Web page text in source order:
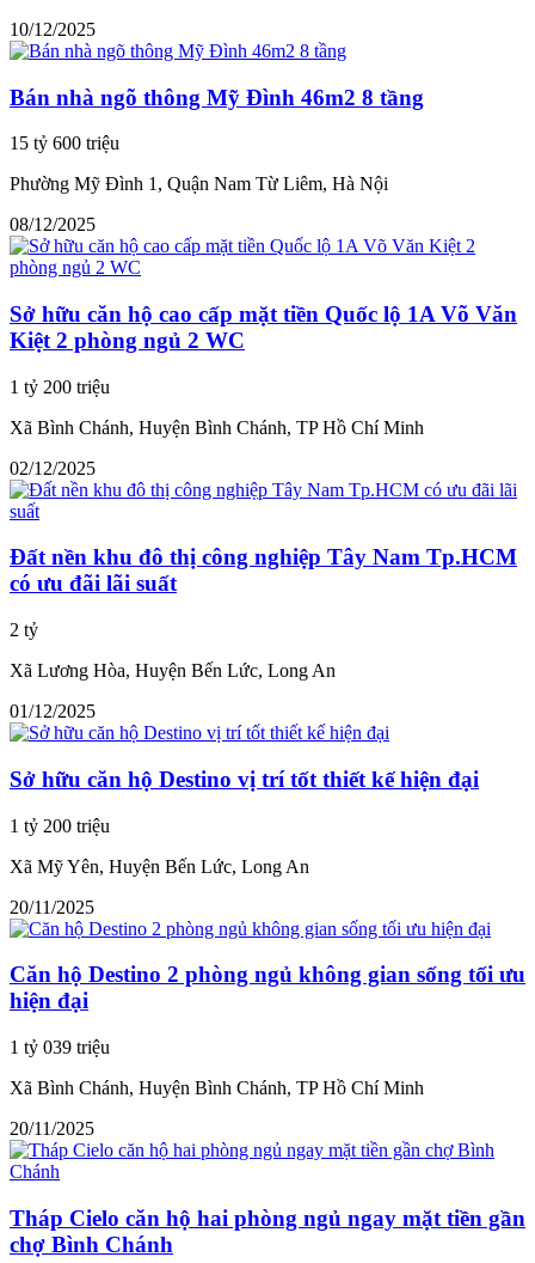
10/12/2025
Bán nhà ngõ thông Mỹ Đình 46m2 8 tầng
15 tỷ 600 triệu
Phường Mỹ Đình 1, Quận Nam Từ Liêm, Hà Nội
08/12/2025
Sở hữu căn hộ cao cấp mặt tiền Quốc lộ 1A Võ Văn
Kiệt 2 phòng ngủ 2 WC
1 tỷ 200 triệu
Xã Bình Chánh, Huyện Bình Chánh, TP Hồ Chí Minh
02/12/2025
Đất nền khu đô thị công nghiệp Tây Nam Tp.HCM
có ưu đãi lãi suất
2 tỷ
Xã Lương Hòa, Huyện Bến Lức, Long An
01/12/2025
Sở hữu căn hộ Destino vị trí tốt thiết kế hiện đại
1 tỷ 200 triệu
Xã Mỹ Yên, Huyện Bến Lức, Long An
20/11/2025
Căn hộ Destino 2 phòng ngủ không gian sống tối ưu
hiện đại
1 tỷ 039 triệu
Xã Bình Chánh, Huyện Bình Chánh, TP Hồ Chí Minh
20/11/2025
Tháp Cielo căn hộ hai phòng ngủ ngay mặt tiền gần
chợ Bình Chánh